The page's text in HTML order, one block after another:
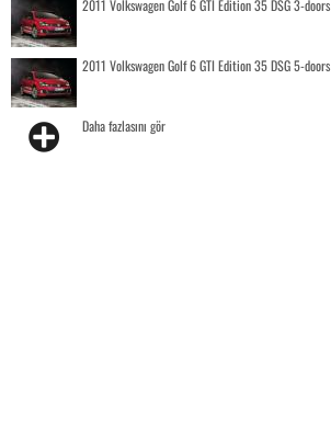
2011 Volkswagen Golf 6 GTI Edition 35 DSG 3-doors
2011 Volkswagen Golf 6 GTI Edition 35 DSG 5-doors
Daha fazlasını gör